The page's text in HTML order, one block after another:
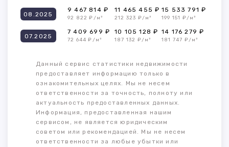
08.2025
9 467 814 ₽
92 822 ₽/м²
11 465 455 ₽
212 323 ₽/м²
15 533 791 ₽
199 151 ₽/м²
07.2025
7 409 699 ₽
72 644 ₽/м²
10 105 128 ₽
187 132 ₽/м²
14 176 279 ₽
181 747 ₽/м²
Данный сервис статистики недвижимости
предоставляет информацию только в
ознакомительных целях. Мы не несем
ответственности за точность, полноту или
актуальность предоставленных данных.
Информация, предоставленная нашим
сервисом, не является юридическим
советом или рекомендацией. Мы не несем
ответственности за любые убытки или